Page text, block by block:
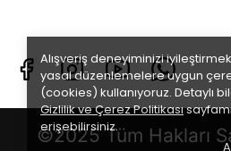
Alışveriş deneyiminizi
yasal düzenlemelere uygun
(cookies) kullanıyoruz. Detaylı
Gizlilik ve Çerez Politikası
erişebilirsiniz.
©2025 Tüm Hakları